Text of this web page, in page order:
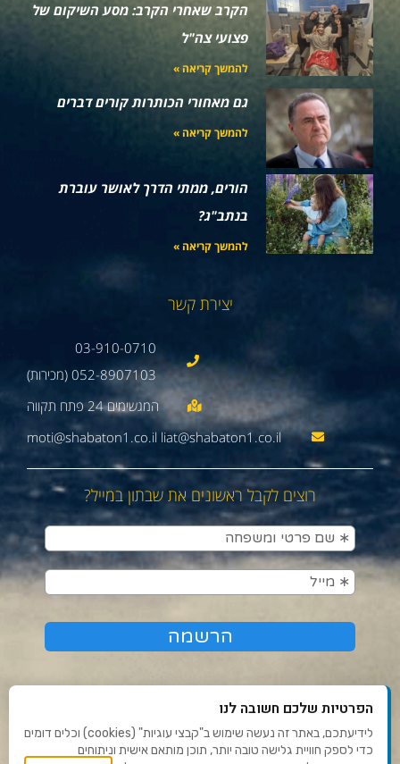
הקרב שאחרי הקרב: מסע השיקום של
פצועי צה"ל
להמשך קריאה »
גם מאחורי הכותרות קורים דברים
להמשך קריאה »
הורים, ממתי הדרך לאושר עוברת
בנתב"ג?
להמשך קריאה »
יצירת קשר
03-910-0710
052-8907103 (מכירות)
moti@shabaton1.co.il liat@shabaton1.co.il
רוצים לקבל ראשונים את שבתון במייל?
תנאי שימוש ומדיניות פרטיות
הפרטיות שלכם חשובה לנו
לידיעתכם, באתר זה נעשה שימוש ב"קבצי עוגיות" (cookies) וכלים דומים
כדי לספק חוויית גלישה טובה יותר, תוכן מותאם אישית וניתוחים